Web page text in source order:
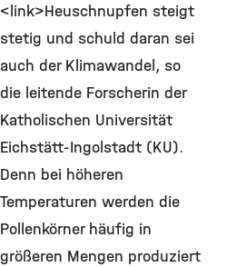
<link>Heuschnupfen steigt
stetig und schuld daran sei
auch der Klimawandel, so
die leitende Forscherin der
Katholischen Universität
Eichstätt-Ingolstadt (KU).
Denn bei höheren
Temperaturen werden die
Pollenkörner häufig in
größeren Mengen produziert